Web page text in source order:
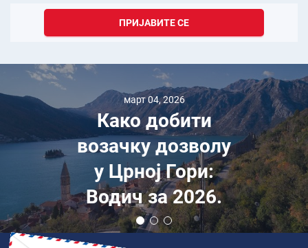
ПРИЈАВИТЕ СЕ
март 04, 2026
Како добити
возачку дозволу
у Црној Гори:
Водич за 2026.